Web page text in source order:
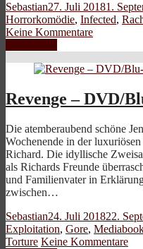
Sebastian27. Juli 20181.
Horrorkomödie, Infected,
Keine Kommentare
Revenge – DVD/
Die atemberaubend schöne
Wochenende in der
Richard. Die idyllische
als Richards Freunde
und Familienvater in
zwischen…
Sebastian24. Juli 201822.
Exploitation, Gore,
Torture Keine Kommentare